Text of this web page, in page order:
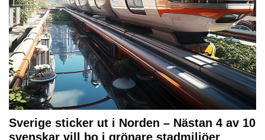
Sverige sticker ut i Norden – Nästan 4 av 10
svenskar vill bo i grönare stadmiljöer